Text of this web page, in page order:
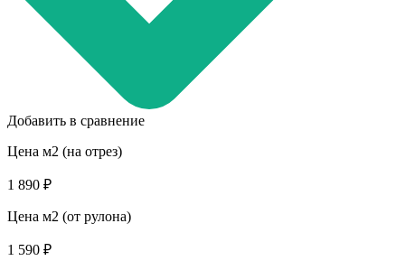
Добавить в сравнение
Цена м2 (на отрез)
1 890 ₽
Цена м2 (от рулона)
1 590 ₽